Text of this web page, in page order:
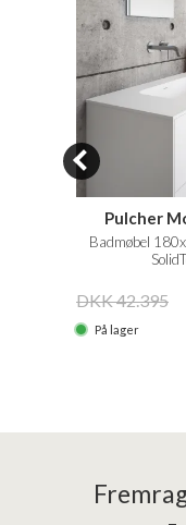
Pulcher
Badmøbel
DKK 42.395
På lager
24/01/2026
Superflot bademøbel og rigtig lynhurtig…